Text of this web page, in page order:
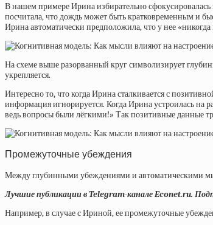
В нашем примере Ирина избирательно
посчитала, что дождь может быть кратковременным и
Ирина автоматически предположила, что у нее
На схеме выше разорванный круг символизирует
укрепляется.
Интересно то, что когда Ирина сталкивается с
информация игнорируется. Когда Ирина устроилась на
ведь вопросы были лёгкими!» Так позитивные данные
Промежуточные убеждения
Между глубинными убеждениями и автоматическими
Лучшие публикации в Telegram-канале Econet.ru.
Например, в случае с Ириной, ее промежуточные